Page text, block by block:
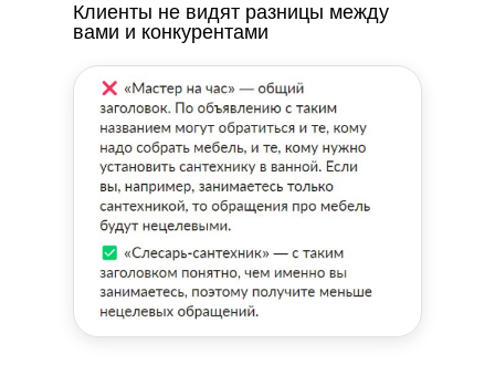
Клиенты не видят разницы между
вами и конкурентами